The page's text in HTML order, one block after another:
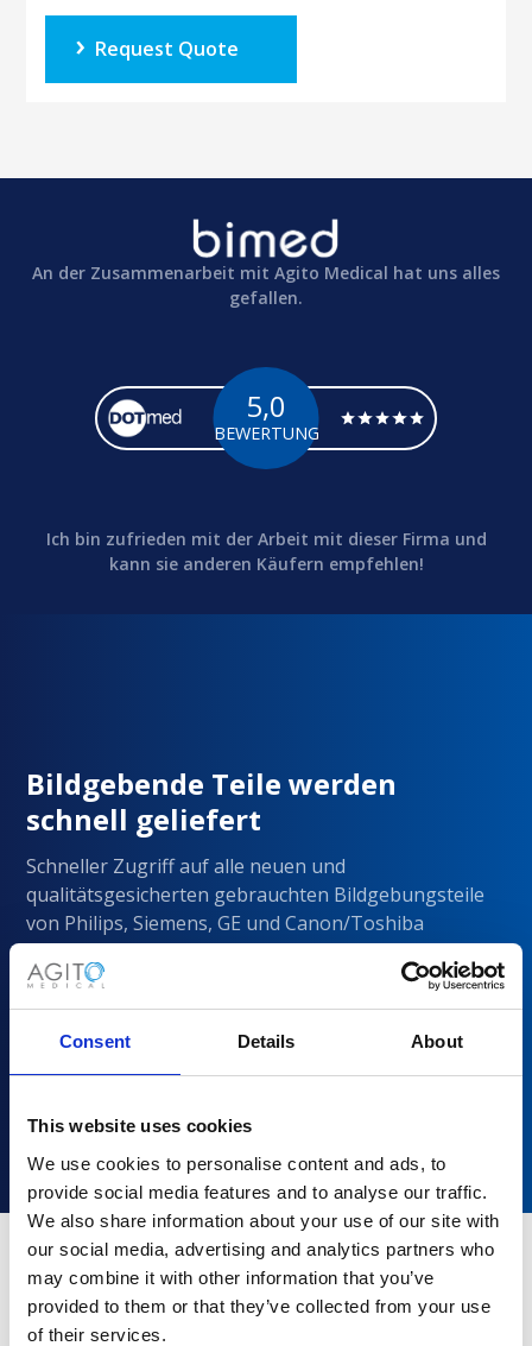
Consent Details About
This website uses cookies
We use cookies to personalise content and ads, to
provide social media features and to analyse our traffic.
We also share information about your use of our site with
our social media, advertising and analytics partners who
may combine it with other information that you’ve
provided to them or that they’ve collected from your use
of their services.
Request Quote
An der Zusammenarbeit mit Agito Medical hat uns alles
gefallen.
5,0
BEWERTUNG
Ich bin zufrieden mit der Arbeit mit dieser Firma und
kann sie anderen Käufern empfehlen!
Bildgebende Teile werden
schnell geliefert
Schneller Zugriff auf alle neuen und
qualitätsgesicherten gebrauchten Bildgebungsteile
von Philips, Siemens, GE und Canon/Toshiba
Warum sollten Sie sich für Agito